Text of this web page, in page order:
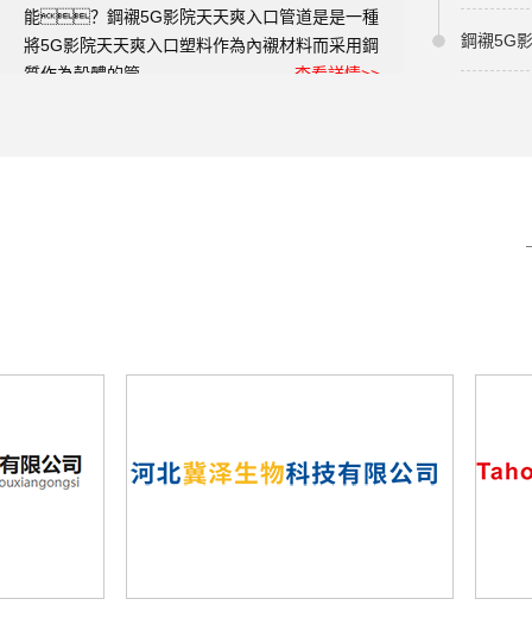
能？鋼襯5G影院天天爽入口管道是是一種
將5G影院天天爽入口塑料作為內襯材料而采用鋼
質作為殼體的管...
查看詳情>>
鋼襯5G